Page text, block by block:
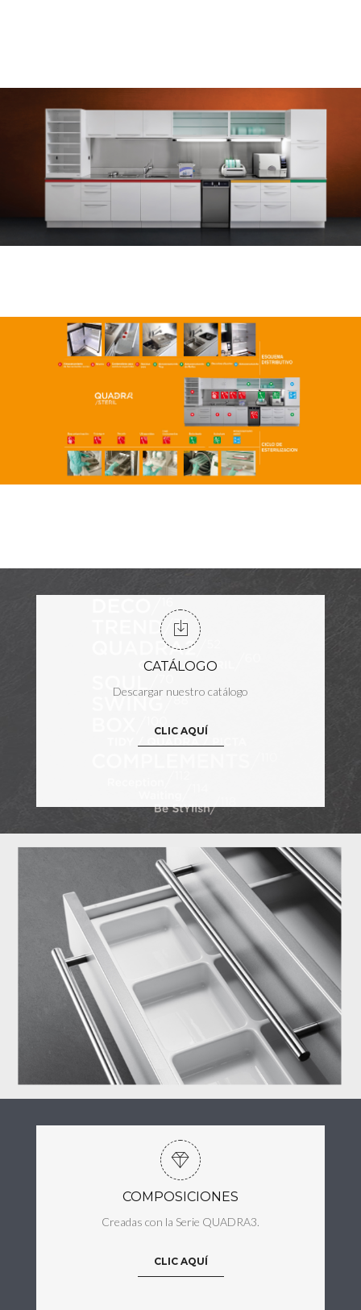
CATÁLOGO
Descargar nuestro catálogo
CLIC AQUÍ
COMPOSICIONES
Creadas con la Serie QUADRA3.
CLIC AQUÍ